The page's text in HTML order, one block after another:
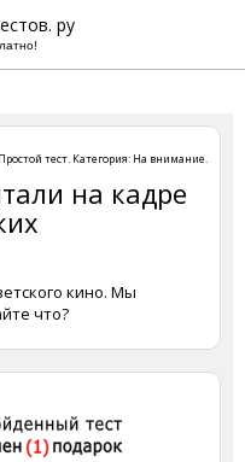
ру
Простой тест. Категория: На внимание.
на кадре
кино. Мы
что?